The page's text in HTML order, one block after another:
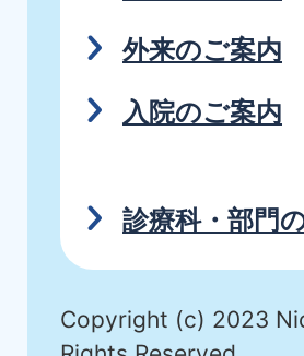
外来のご案内
入院のご案内
診療科・部門
Copyright (c) 2023